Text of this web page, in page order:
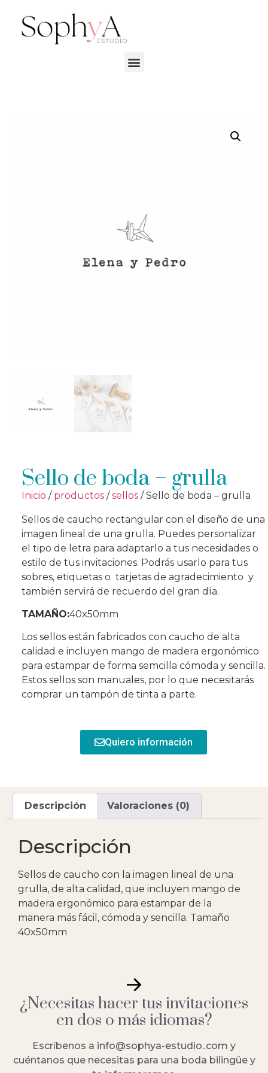
Sello de boda – grulla
Inicio / productos /sellos / Sello de boda – grulla
Sellos de caucho rectangular con el diseño de una
imagen lineal de una grulla. Puedes personalizar
el tipo de letra para adaptarlo a tus necesidades o
estilo de tus invitaciones. Podrás usarlo para tus
sobres, etiquetas o tarjetas de agradecimiento y
también servirá de recuerdo del gran día.
TAMAÑO:40x50mm
Los sellos están fabricados con caucho de alta
calidad e incluyen mango de madera ergonómico
para estampar de forma semcilla cómoda y sencilla.
Estos sellos son manuales, por lo que necesitarás
comprar un tampón de tinta a parte.
Quiero información
Descripción Valoraciones (0)
Descripción
Sellos de caucho con la imagen lineal de una
grulla, de alta calidad, que incluyen mango de
madera ergonómico para estampar de la
manera más fácil, cómoda y sencilla. Tamaño
40x50mm
¿Necesitas hacer tus invitaciones
en dos o más idiomas?
Escríbenos a info@sophya-estudio..com y
cuéntanos que necesitas para una boda bilingüe y